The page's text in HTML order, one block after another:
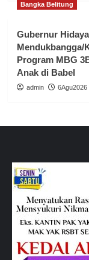
Bangka Belitung
Gubernur
Mendukbangga/
Program MBG
Anak di Babel
admin 6Agu2026